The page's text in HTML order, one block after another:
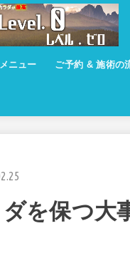
メニュー ご予約 & 施術の
を保つ大